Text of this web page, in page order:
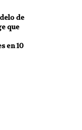
de
que
en 10